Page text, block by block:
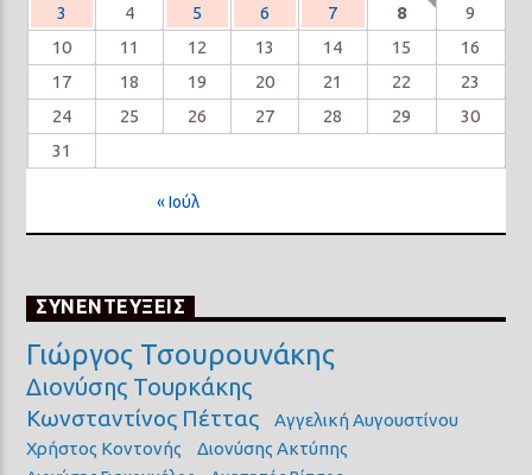
3
4 5 6 7 8
9
10
11 12 13 14 15
16
17
18 19 20 21 22
23
24
25 26 27 28 29
30
31
« Ιούλ
ΣΥΝΕΝΤΕΥΞΕΙΣ
Γιώργος Τσουρουνάκης
Διονύσης Τουρκάκης
Κωνσταντίνος Πέττας
Αγγελική Αυγουστίνου
Χρήστος Κοντονής
Διονύσης Ακτύπης